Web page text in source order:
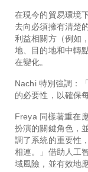
在現今的貿易環境
去向必須擁有清楚
利益相關方（例如
地、目的地和中轉
在變化。
Nachi 特別強調：
的必要性，以確保
Freya 同樣著重在
扮演的關鍵角色，
調了系統的重要性
相連。」借助人工
域風險，並有效地